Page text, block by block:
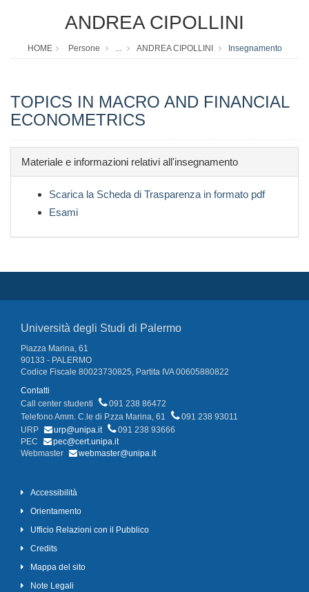
ANDREA CIPOLLINI
HOME Persone ... ANDREA CIPOLLINI Insegnamento
TOPICS IN MACRO AND FINANCIAL
ECONOMETRICS
Materiale e informazioni relativi all'insegnamento
Scarica la Scheda di Trasparenza in formato pdf
Esami
Università degli Studi di Palermo
Piazza Marina, 61
90133 - PALERMO
Codice Fiscale 80023730825, Partita IVA 00605880822
Contatti
Call center studenti
091 238 86472
Telefono Amm. C.le di P.zza Marina, 61
091 238 93011
URP
urp@unipa.it
091 238 93666
PEC
pec@cert.unipa.it
Webmaster
webmaster@unipa.it
Accessibilità
Orientamento
Ufficio Relazioni con il Pubblico
Credits
Mappa del sito
Note Legali